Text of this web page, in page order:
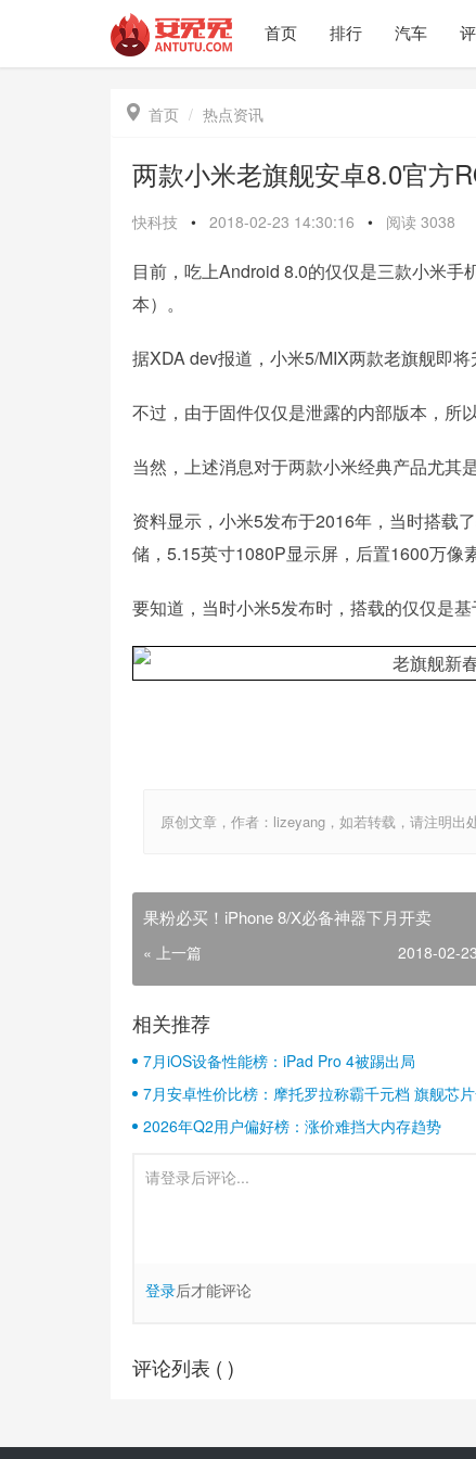
首页 排行 汽车
 首页 热点资讯
两款小米老旗舰安卓8.0官方
快科技 • 2018-02-23 14:30:16 • 阅读 3038
目前，吃上Android 8.0的仅仅是三款小米
本）。
据XDA dev报道，小米5/MIX两款老旗舰即将
不过，由于固件仅仅是泄露的内部版本，所
当然，上述消息对于两款小米经典产品尤其
资料显示，小米5发布于2016年，当时搭载
储，5.15英寸1080P显示屏，后置1600万像
要知道，当时小米5发布时，搭载的仅仅是基
原创文章，作者：lizeyang，如若转载，请注明
果粉必买！iPhone 8/X必备神器下月开卖
« 上一篇 2018-02-
相关推荐
7月iOS设备性能榜：iPad Pro 4被踢出局
7月安卓性价比榜：摩托罗拉称霸千元档 旗舰芯
2026年Q2用户偏好榜：涨价难挡大内存趋势
登录后才能评论
评论列表 ( )